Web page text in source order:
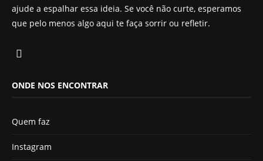
ajude a espalhar essa ideia. Se você não curte, esperamos
que pelo menos algo aqui te faça sorrir ou refletir.
ONDE NOS ENCONTRAR
Quem faz
Instagram